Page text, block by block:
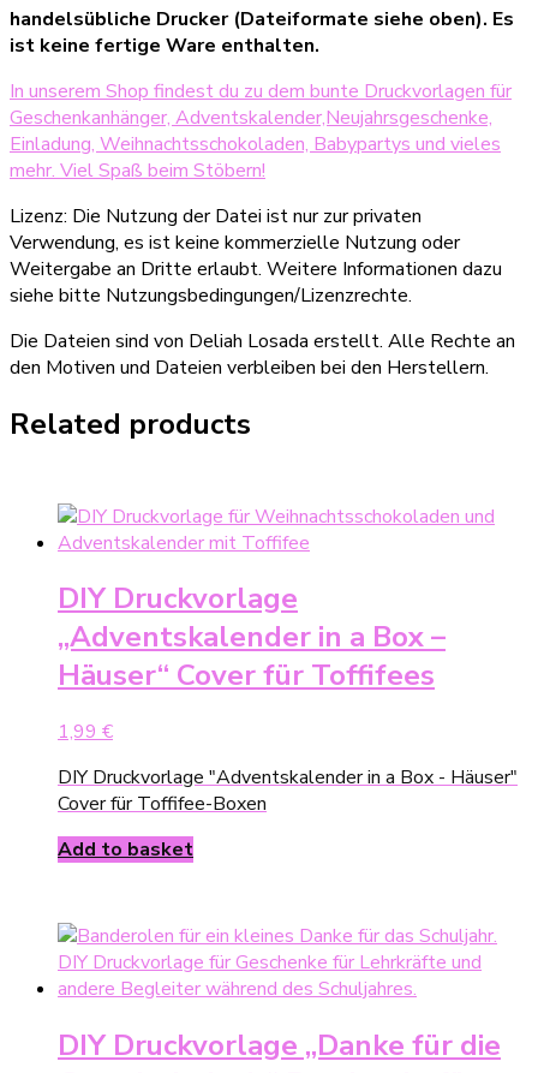
handelsübliche Drucker (Dateiformate siehe oben). Es
ist keine fertige Ware enthalten.
In unserem Shop findest du zu dem bunte Druckvorlagen für
Geschenkanhänger, Adventskalender,Neujahrsgeschenke,
Einladung, Weihnachtsschokoladen, Babypartys und vieles
mehr. Viel Spaß beim Stöbern!
Lizenz: Die Nutzung der Datei ist nur zur privaten
Verwendung, es ist keine kommerzielle Nutzung oder
Weitergabe an Dritte erlaubt. Weitere Informationen dazu
siehe bitte Nutzungsbedingungen/Lizenzrechte.
Die Dateien sind von Deliah Losada erstellt. Alle Rechte an
den Motiven und Dateien verbleiben bei den Herstellern.
Related products
DIY Druckvorlage
„Adventskalender in a Box –
Häuser“ Cover für Toffifees
1,99 €
DIY Druckvorlage "Adventskalender in a Box - Häuser"
Cover für Toffifee-Boxen
Add to basket
DIY Druckvorlage „Danke für die